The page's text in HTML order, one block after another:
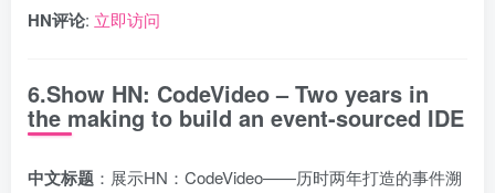
HN评论: 立即访问
6.Show HN: CodeVideo – Two years in
the making to build an event-sourced IDE
中文标题 ：展示HN：CodeVideo——历时两年打造的事件溯